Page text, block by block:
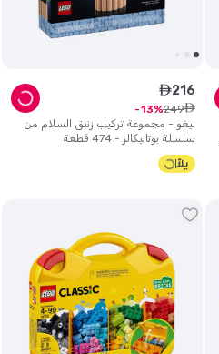
ليغو - مجموعة تركيب زنبق السلام من
سلسلة بوتانيكالز - 474 قطعة
ê216
ê
249
13